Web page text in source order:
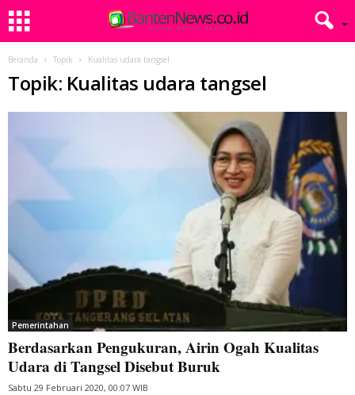
Beranda Topik Kualitas udara tangsel
Topik: Kualitas udara tangsel
Pemerintahan
Berdasarkan Pengukuran, Airin Ogah Kualitas
Udara di Tangsel Disebut Buruk
Sabtu 29 Februari 2020, 00:07 WIB